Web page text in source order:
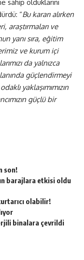
sahip olduklarını
“Bu kararı alırken
araştırmaları ve
yanı sıra, eğitim
ve kurum içi
da yalnızca
güçlendirmeyi
yaklaşımımızın
güçlü bir
son!
barajlara etkisi oldu
olabilir!
binalara çevrildi